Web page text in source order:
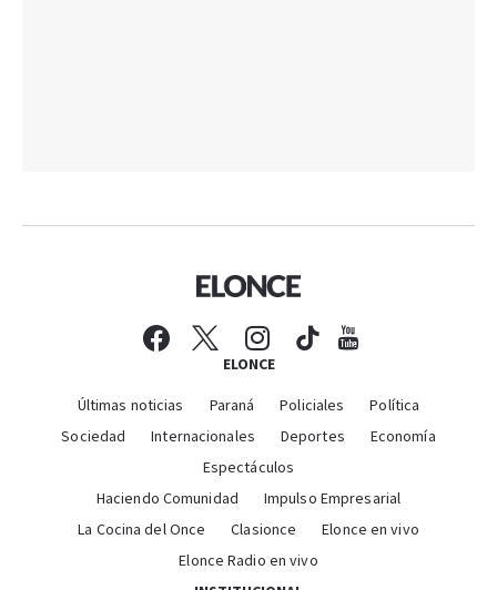
ELONCE
Últimas noticias Paraná Policiales
Política
Sociedad
Internacionales Deportes
Economía
Espectáculos
Haciendo Comunidad
Impulso Empresarial
La Cocina del Once
Clasionce
Elonce en vivo
Elonce Radio en vivo